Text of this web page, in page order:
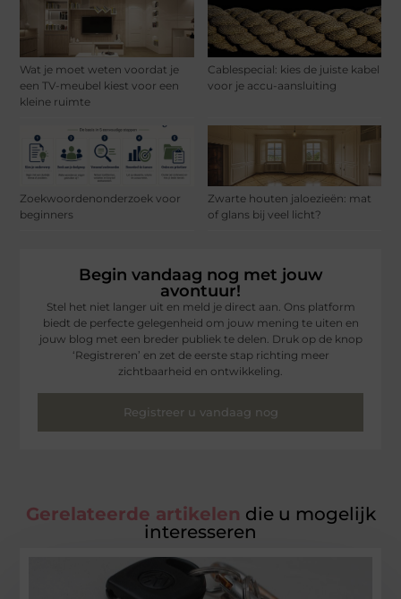
Wat je moet weten voordat je
een TV-meubel kiest voor een
kleine ruimte
Cablespecial: kies de juiste kabel
voor je accu-aansluiting
Zoekwoordenonderzoek voor
beginners
Zwarte houten jaloezieën: mat
of glans bij veel licht?
Begin vandaag nog met jouw
avontuur!
Stel het niet langer uit en meld je direct aan. Ons platform
biedt de perfecte gelegenheid om jouw mening te uiten en
jouw blog met een breder publiek te delen. Druk op de knop
‘Registreren’ en zet de eerste stap richting meer
zichtbaarheid en ontwikkeling.
Registreer u vandaag nog
Gerelateerde artikelen die u mogelijk
interesseren